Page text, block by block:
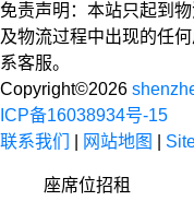
免责声明：本站只起到
及物流过程中出现的任
系客服。
Copyright©2026
ICP备16038934号-15
联系我们
网站地图
座席位招租